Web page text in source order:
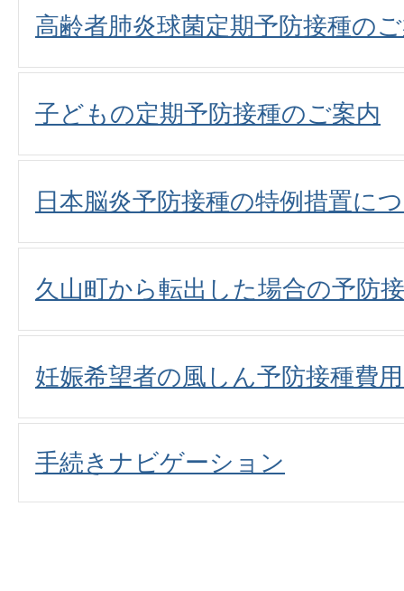
高齢者肺炎球菌定期予防接種の
子どもの定期予防接種のご案内
日本脳炎予防接種の特例措置に
久山町から転出した場合の予防
妊娠希望者の風しん予防接種費
手続きナビゲーション